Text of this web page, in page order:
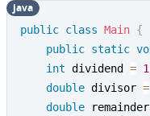
public class Main {
public static
int dividend =
double divisor =
double remainder
java